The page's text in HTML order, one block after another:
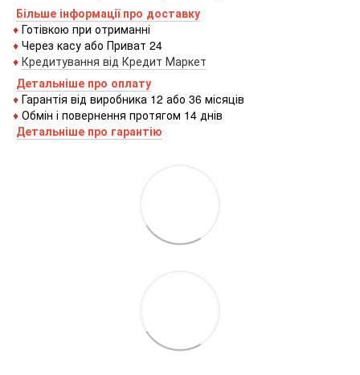
Більше інформації про доставку
♦ Готівкою при отриманні
♦ Через касу або Приват 24
♦ Кредитування від Кредит Маркет
Детальніше про оплату
♦ Гарантія від виробника 12 або 36 місяців
♦ Обмін і повернення протягом 14 днів
Детальніше про гарантію